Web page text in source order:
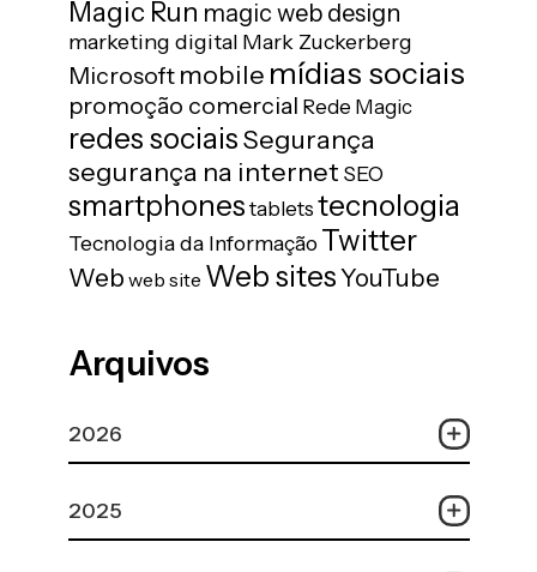
Magic Run magic web design
marketing digital Mark Zuckerberg
Microsoft mobile mídias sociais
promoção comercial Rede Magic
redes sociaisSegurança
segurança na internet SEO
smartphones tablets tecnologia
Tecnologia da Informação Twitter
Web web site Web sitesYouTube
Arquivos
2026
2025